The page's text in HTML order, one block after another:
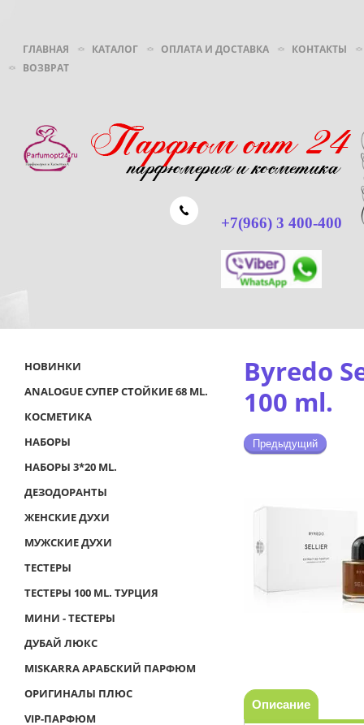
ГЛАВНАЯ КАТАЛОГ ОПЛАТА И ДОСТАВКА
КОНТАКТЫ
ВОЗВРАТ
+7(966) 3 400-400
Byredo
100 ml.
Предыдущий
Описание
НОВИНКИ
ANALOGUE СУПЕР СТОЙКИЕ 68 ML.
КОСМЕТИКА
НАБОРЫ
НАБОРЫ 3*20 ML.
ДЕЗОДОРАНТЫ
ЖЕНСКИЕ ДУХИ
МУЖСКИЕ ДУХИ
ТЕСТЕРЫ
ТЕСТЕРЫ 100 ML. ТУРЦИЯ
МИНИ - ТЕСТЕРЫ
ДУБАЙ ЛЮКС
MISKARRA АРАБСКИЙ ПАРФЮМ
ОРИГИНАЛЫ ПЛЮС
VIP-ПАРФЮМ